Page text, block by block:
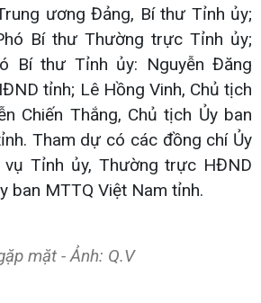
ương Đảng, Bí thư Tỉnh ủy;
Bí thư Thường trực Tỉnh ủy;
Bí thư Tỉnh ủy: Nguyễn Đăng
tỉnh; Lê Hồng Vinh, Chủ tịch
Chiến Thắng, Chủ tịch Ủy ban
Tham dự có các đồng chí Ủy
vụ Tỉnh ủy, Thường trực HĐND
ban MTTQ Việt Nam tỉnh.
mặt - Ảnh: Q.V